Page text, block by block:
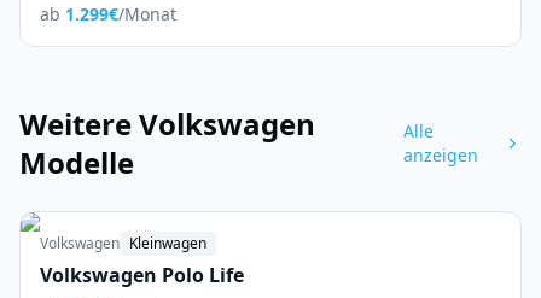
ab 1.299€/Monat
WeitereVolkswagen
Modelle
Alle
anzeigen
Volkswagen Kleinwagen
Volkswagen Polo Life